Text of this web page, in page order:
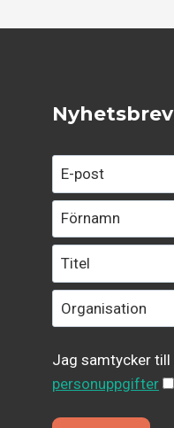
Nyhetsbrev
Jag samtycker till
personuppgifter